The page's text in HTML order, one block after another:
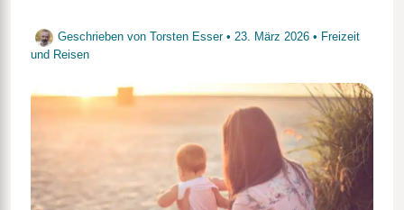
Geschrieben von Torsten Esser • 23. März 2026 • Freizeit
und Reisen